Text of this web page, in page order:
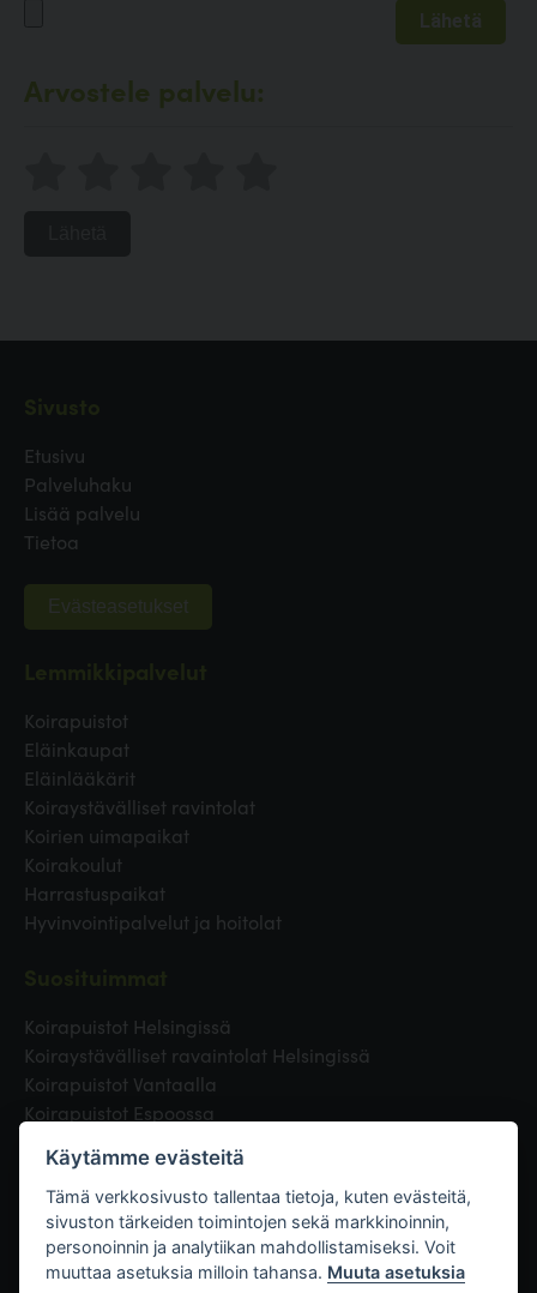
Arvostele palvelu:
Etusivu
Palveluhaku
Lisää palvelu
Tietoa
Evästeasetukset
Koirapuistot
Eläinkaupat
Eläinlääkärit
Koiraystävälliset ravintolat
Koirien uimapaikat
Koirakoulut
Harrastuspaikat
Hyvinvointipalvelut ja hoitolat
Koirapuistot Helsingissä
Koiraystävälliset ravaintolat Helsingissä
Koirapuistot Vantaalla
Koirapuistot Espoossa
Eläinlääkäri Helsingissä
Koirapuistot Tampereella
Linkit
Käytämme evästeitä
Tämä verkkosivusto tallentaa tietoja, kuten evästeitä,
sivuston tärkeiden toimintojen sekä markkinoinnin,
personoinnin ja analytiikan mahdollistamiseksi. Voit
muuttaa asetuksia milloin tahansa. Muuta asetuksia